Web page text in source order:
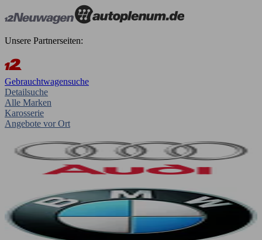
Unsere Partnerseiten:
Gebrauchtwagensuche
Detailsuche
Alle Marken
Karosserie
Angebote vor Ort